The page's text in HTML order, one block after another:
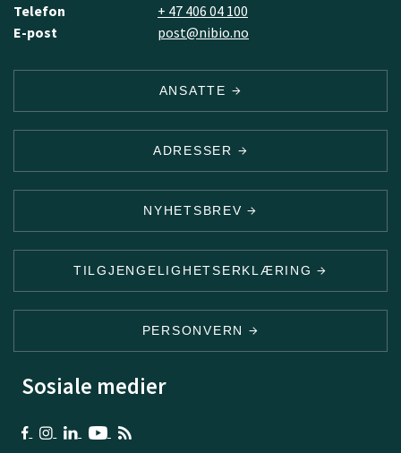
Telefon
+ 47 406 04 100
E-post
post@nibio.no
ANSATTE
ADRESSER
NYHETSBREV
TILGJENGELIGHETSERKLÆRING
PERSONVERN
Sosiale medier